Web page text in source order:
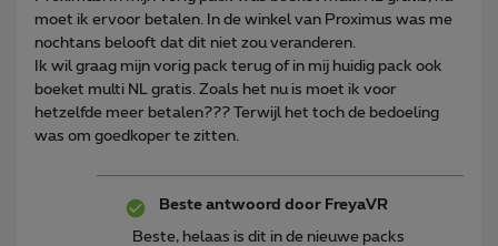
moet ik ervoor betalen. In de winkel van Proximus was me
nochtans belooft dat dit niet zou veranderen.
Ik wil graag mijn vorig pack terug of in mij huidig pack ook
boeket multi NL gratis. Zoals het nu is moet ik voor
hetzelfde meer betalen??? Terwijl het toch de bedoeling
was om goedkoper te zitten.
Beste antwoord door FreyaVR
Beste, helaas is dit in de nieuwe packs